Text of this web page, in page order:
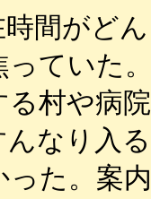
時間がど
っていた
村や病
んなり入
った。案